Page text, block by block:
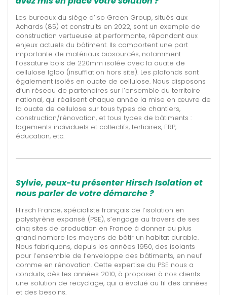
Les bureaux du siège d’Iso Green Group, situés aux
Achards (85) et construits en 2022, sont un exemple de
construction vertueuse et performante, répondant aux
enjeux actuels du bâtiment. Ils comportent une part
importante de matériaux biosourcés, notamment
l’ossature bois de 220mm isolée avec la ouate de
cellulose Igloo (insufflation hors site). Les plafonds sont
également isolés en ouate de cellulose. Nous disposons
d’un réseau de partenaires sur l’ensemble du territoire
national, qui réalisent chaque année la mise en œuvre de
la ouate de cellulose sur tous types de chantiers,
construction/rénovation, et tous types de bâtiments :
logements individuels et collectifs, tertiaires, ERP,
éducation, etc.
Sylvie, peux-tu présenter Hirsch Isolation et
nous parler de votre démarche ?
Hirsch France, spécialiste français de l’isolation en
polystyrène expansé (PSE), s’engage au travers de ses
cinq sites de production en France à donner au plus
grand nombre les moyens de bâtir un habitat durable.
Nous fabriquons, depuis les années 1950, des isolants
pour l’ensemble de l’enveloppe des bâtiments, en neuf
comme en rénovation. Cette expertise du PSE nous a
conduits, dès les années 2010, à proposer à nos clients
une solution de recyclage, qui a évolué au fil des années
et des besoins.